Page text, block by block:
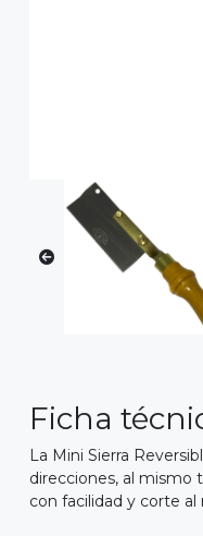
Ficha
La Mini Sierra
direcciones, al mismo
con facilidad y corte al